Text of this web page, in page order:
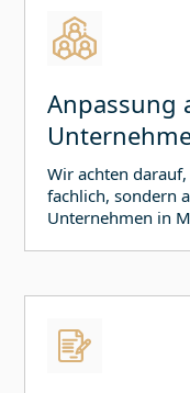
Anpassung
Wir achten
fachlich, sondern
Unternehmen in